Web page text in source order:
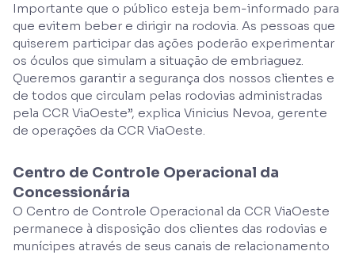
Importante que o público esteja bem-informado para
que evitem beber e dirigir na rodovia. As pessoas que
quiserem participar das ações poderão experimentar
os óculos que simulam a situação de embriaguez.
Queremos garantir a segurança dos nossos clientes e
de todos que circulam pelas rodovias administradas
pela CCR ViaOeste”, explica Vinicius Nevoa, gerente
de operações da CCR ViaOeste.
Centro de Controle Operacional da
Concessionária
O Centro de Controle Operacional da CCR ViaOeste
permanece à disposição dos clientes das rodovias e
munícipes através de seus canais de relacionamento